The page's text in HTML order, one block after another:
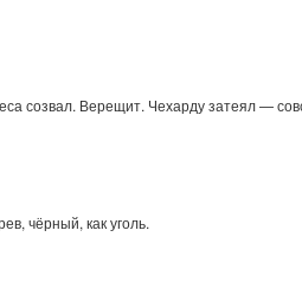
созвал. Верещит. Чехарду затеял —
чёрный, как уголь.